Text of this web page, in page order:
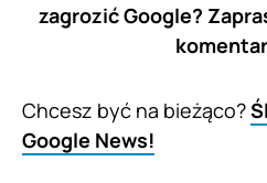
zagrozić Google?
Chcesz być na bieżąco?
Google News!